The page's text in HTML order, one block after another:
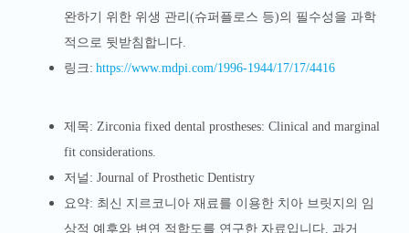
완하기 위한 위생 관리(슈퍼플로스 등)의 필수성을 과학
적으로 뒷받침합니다.
링크: https://www.mdpi.com/1996-1944/17/17/4416
제목: Zirconia fixed dental prostheses: Clinical and marginal
fit considerations.
저널: Journal of Prosthetic Dentistry
요약: 최신 지르코니아 재료를 이용한 치아 브릿지의 임
상적 예후와 변연 적합도를 연구한 자료입니다. 과거